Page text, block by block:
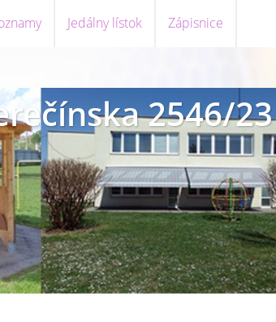
Jedálny lístok Zápisnice
2546/23